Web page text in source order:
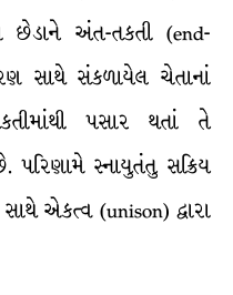
છેડાને અંત-તકતી (end-
સાથે સંકળાયેલ ચેતાનાં
પસાર થતાં તે
સ્નાયુતંતુ સક્રિય
એકત્વ (unison) દ્વારા